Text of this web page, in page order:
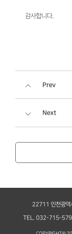
감사합니다.
Prev
Next
22711 인천광역
TEL. 032-715-